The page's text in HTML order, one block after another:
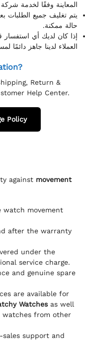
المعاينة وفقًا لخدمة
يتم تغليف جميع الطلبات
حالة ممكنة.
إذا كان لديك أي استفسار
العملاء لدينا جاهز دائمًا
Return &
Help Center.
Policy
against movement
watch movement
after the warranty
under the
service charge.
and genuine spare
are available for
Watchesas well
watches from other
support and